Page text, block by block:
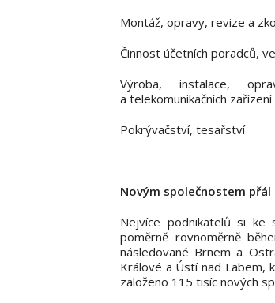
Montáž, opravy, revize a
Činnost účetních poradců,
Výroba, instalace,
a telekomunikačních zařízení
Pokrývačství, tesařství
Novým společnostem přál
Nejvíce podnikatelů si ke
poměrně rovnoměrně
následované Brnem a
Králové a Ústí nad Labem,
založeno 115 tisíc nových